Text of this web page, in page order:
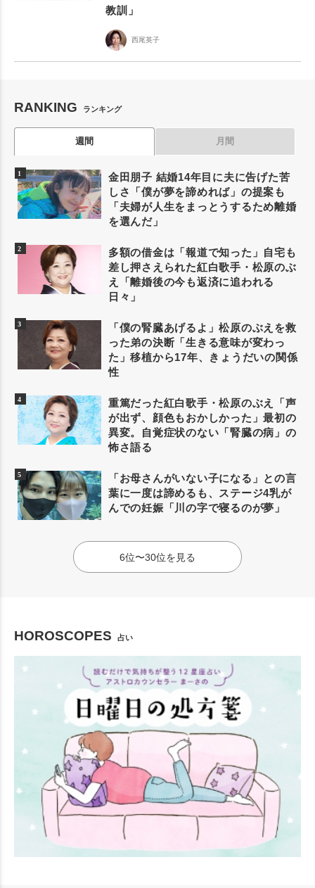
教訓」
西尾英子
RANKING ランキング
週間 月間
金田朋子 結婚14年目に夫に告げた苦
しさ「僕が夢を諦めれば」の提案も
「夫婦が人生をまっとうするため離婚
を選んだ」
多額の借金は「報道で知った」自宅も
差し押さえられた紅白歌手・松原のぶ
え「離婚後の今も返済に追われる
日々」
「僕の腎臓あげるよ」松原のぶえを救
った弟の決断「生きる意味が変わっ
た」移植から17年、きょうだいの関係
性
重篤だった紅白歌手・松原のぶえ「声
が出ず、顔色もおかしかった」最初の
異変。自覚症状のない「腎臓の病」の
怖さ語る
「お母さんがいない子になる」との言
葉に一度は諦めるも、ステージ4乳が
んでの妊娠「川の字で寝るのが夢」
6位〜30位を見る
HOROSCOPES 占い